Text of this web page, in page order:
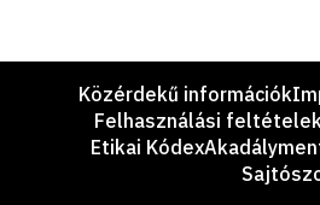
LáblécKözérdekű információk
Felhasználási
Etikai Kódex